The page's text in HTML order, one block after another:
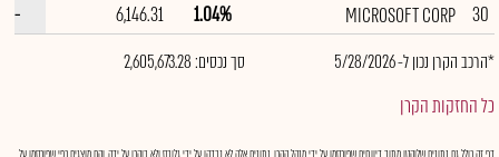
30
MICROSOFT CORP
1.04%
6,146.31
--
*הרכב הקרן נכון ל- 5/28/2026 סך נכסים: 2,605,673.28
כל החזקות הקרן